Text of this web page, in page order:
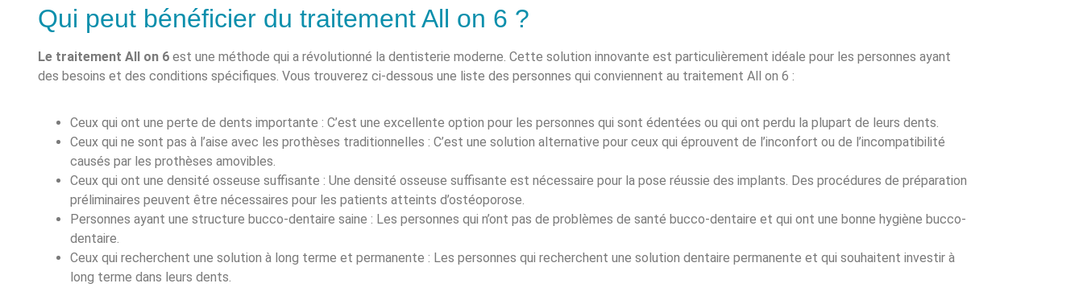
Qui peut bénéficier du traitement All on 6 ?
Le traitement All on 6 est une méthode qui a révolutionné la dentisterie moderne. Cette solution innovante est particulièrement idéale pour les personnes ayant
des besoins et des conditions spécifiques. Vous trouverez ci-dessous une liste des personnes qui conviennent au traitement All on 6 :
Ceux qui ont une perte de dents importante : C’est une excellente option pour les personnes qui sont édentées ou qui ont perdu la plupart de leurs dents.
Ceux qui ne sont pas à l’aise avec les prothèses traditionnelles : C’est une solution alternative pour ceux qui éprouvent de l’inconfort ou de l’incompatibilité
causés par les prothèses amovibles.
Ceux qui ont une densité osseuse suffisante : Une densité osseuse suffisante est nécessaire pour la pose réussie des implants. Des procédures de préparation
préliminaires peuvent être nécessaires pour les patients atteints d’ostéoporose.
Personnes ayant une structure bucco-dentaire saine : Les personnes qui n’ont pas de problèmes de santé bucco-dentaire et qui ont une bonne hygiène bucco-
dentaire.
Ceux qui recherchent une solution à long terme et permanente : Les personnes qui recherchent une solution dentaire permanente et qui souhaitent investir à
long terme dans leurs dents.